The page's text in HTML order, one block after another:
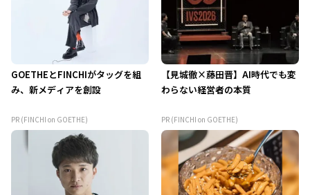
GOETHEとFINCHIがタッグを組
み、新メディアを創設
PR (FINCHI on GOETHE)
【見城徹×藤田晋】AI時代でも変
わらない経営者の本質
PR (FINCHI on GOETHE)